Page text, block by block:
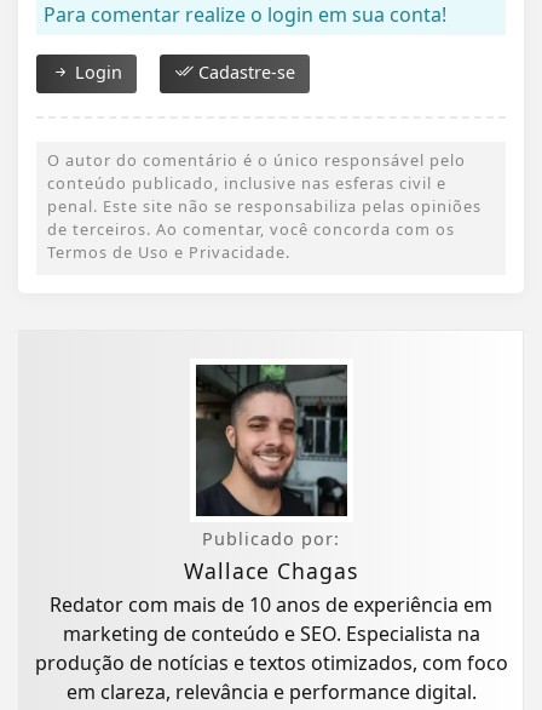
Para comentar realize o login em sua conta!
Login Cadastre-se
O autor do comentário é o único responsável pelo
conteúdo publicado, inclusive nas esferas civil e
penal. Este site não se responsabiliza pelas opiniões
de terceiros. Ao comentar, você concorda com os
Termos de Uso e Privacidade.
Publicado por:
Wallace Chagas
Redator com mais de 10 anos de experiência em
marketing de conteúdo e SEO. Especialista na
produção de notícias e textos otimizados, com foco
em clareza, relevância e performance digital.